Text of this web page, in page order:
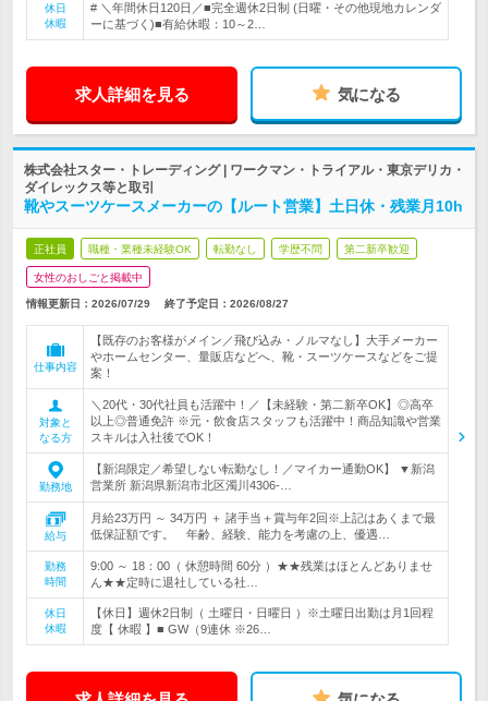
休日
休暇
# ＼年間休日120日／■完全週休2日制 (日曜・その他現地カレンダ
ーに基づく)■有給休暇：10～2…
求人詳細を見る 気になる
株式会社スター・トレーディング | ワークマン・トライアル・東京デリカ・
ダイレックス等と取引
靴やスーツケースメーカーの【ルート営業】土日休・残業月10h
正社員 職種・業種未経験OK 転勤なし 学歴不問 第二新卒歓迎
女性のおしごと掲載中
情報更新日：2026/07/29 終了予定日： 2026/08/27
仕事内容
【既存のお客様がメイン／飛び込み・ノルマなし】大手メーカー
やホームセンター、量販店などへ、靴・スーツケースなどをご提
案！
対象と
なる方
＼20代・30代社員も活躍中！／【未経験・第二新卒OK】◎高卒
以上◎普通免許 ※元・飲食店スタッフも活躍中！商品知識や営業
スキルは入社後でOK！
勤務地
【新潟限定／希望しない転勤なし！／マイカー通勤OK】 ▼新潟
営業所 新潟県新潟市北区濁川4306-…
給与
月給23万円 ～ 34万円 ＋ 諸手当＋賞与年2回※上記はあくまで最
低保証額です。 年齢、経験、能力を考慮の上、優遇…
勤務
時間
9:00 ～ 18：00（ 休憩時間 60分 ）★★残業はほとんどありませ
ん★★定時に退社している社…
休日
休暇
【休日】週休2日制（ 土曜日・日曜日 ）※土曜日出勤は月1回程
度【 休暇 】■ GW（9連休 ※26…